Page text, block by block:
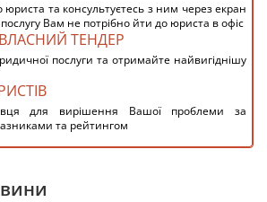
юриста та консультуєтесь з ним через екран
Вам не потрібно йти до юриста в офіс
ТЕНДЕР
послуги та отримайте найвигіднішу
для вирішення Вашої проблеми за
та рейтингом